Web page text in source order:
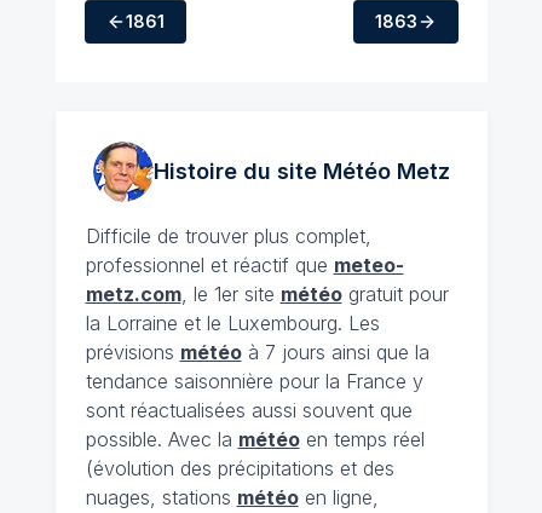
1861 1863
Histoire du site MétéoMetz
Difficile de trouver plus complet,
professionnel et réactif que meteo-
metz.com, le 1er site météogratuit pour
la Lorraine et le Luxembourg. Les
prévisions météoà 7 jours ainsi que la
tendance saisonnière pour la France y
sont réactualisées aussi souvent que
possible. Avec la météoen temps réel
(évolution des précipitations et des
nuages, stations météoen ligne,